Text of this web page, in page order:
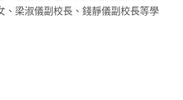
、梁淑儀副校長、錢靜儀副校長等學